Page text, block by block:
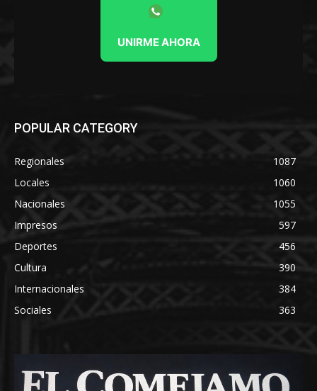
UNIRME AHORA
POPULAR CATEGORY
Regionales
1087
Locales
1060
Nacionales
1055
Impresos
597
Deportes
456
Cultura
390
Internacionales
384
Sociales
363